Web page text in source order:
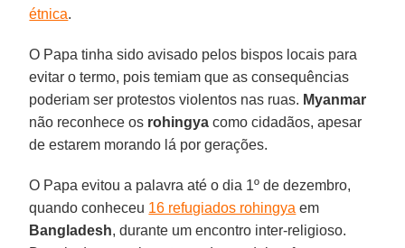
étnica.
O Papa tinha sido avisado pelos bispos locais para
evitar o termo, pois temiam que as consequências
poderiam ser protestos violentos nas ruas. Myanmar
não reconhece os rohingya como cidadãos, apesar
de estarem morando lá por gerações.
O Papa evitou a palavra até o dia 1º de dezembro,
quando conheceu 16 refugiados rohingya em
Bangladesh, durante um encontro inter-religioso.